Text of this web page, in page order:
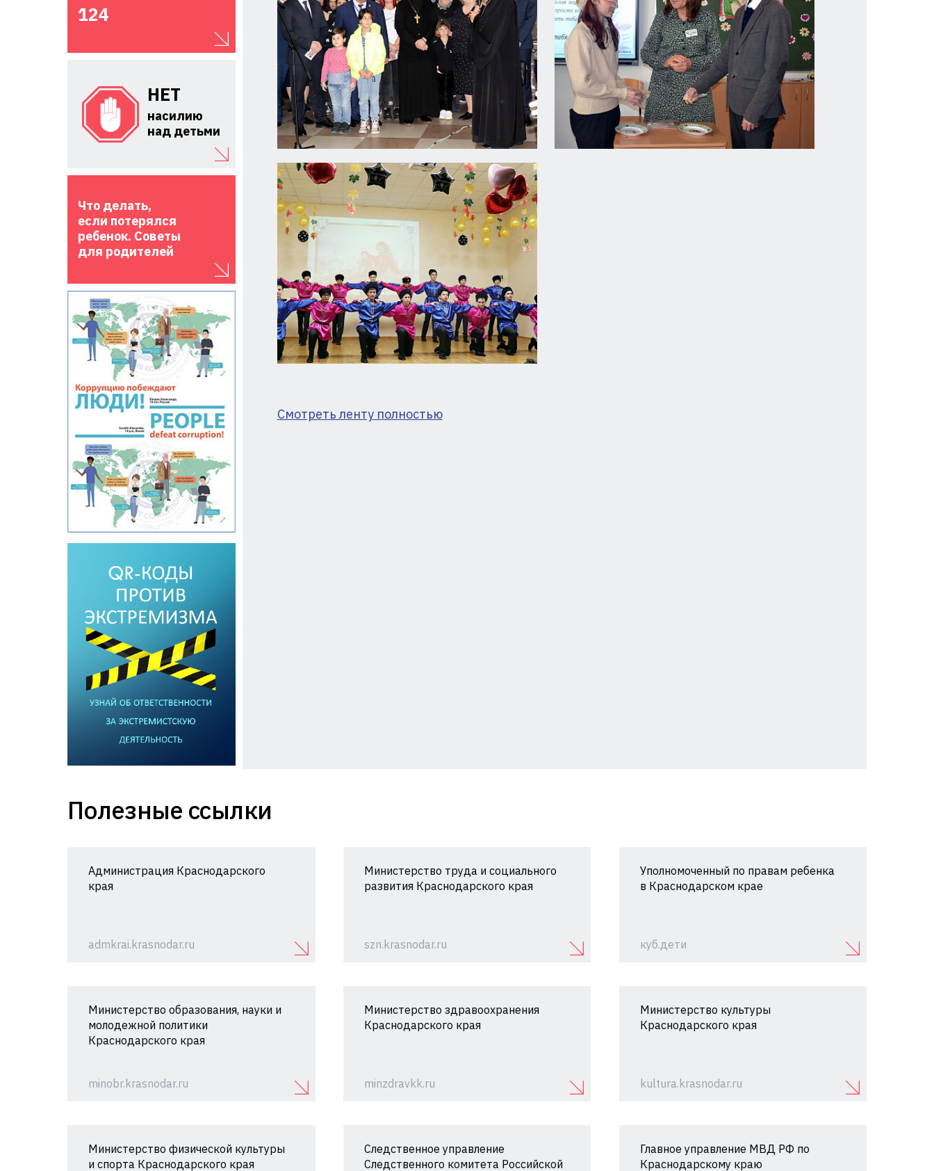
124
НЕТ
насилию
над детьми
Что делать,
если потерялся
ребенок. Советы
для родителей
Смотреть ленту полностью
Полезные ссылки
Администрация Краснодарского
края
admkrai.krasnodar.ru
Министерство труда и социального
развития Краснодарского края
szn.krasnodar.ru
Уполномоченный по правам ребенка
в Краснодарском крае
куб.дети
Министерство образования, науки и
молодежной политики
Краснодарского края
minobr.krasnodar.ru
Министерство здравоохранения
Краснодарского края
minzdravkk.ru
Министерство культуры
Краснодарского края
kultura.krasnodar.ru
Министерство физической культуры
и спорта Краснодарского края
Следственное управление
Следственного комитета Российской
Главное управление МВД РФ по
Краснодарскому краю